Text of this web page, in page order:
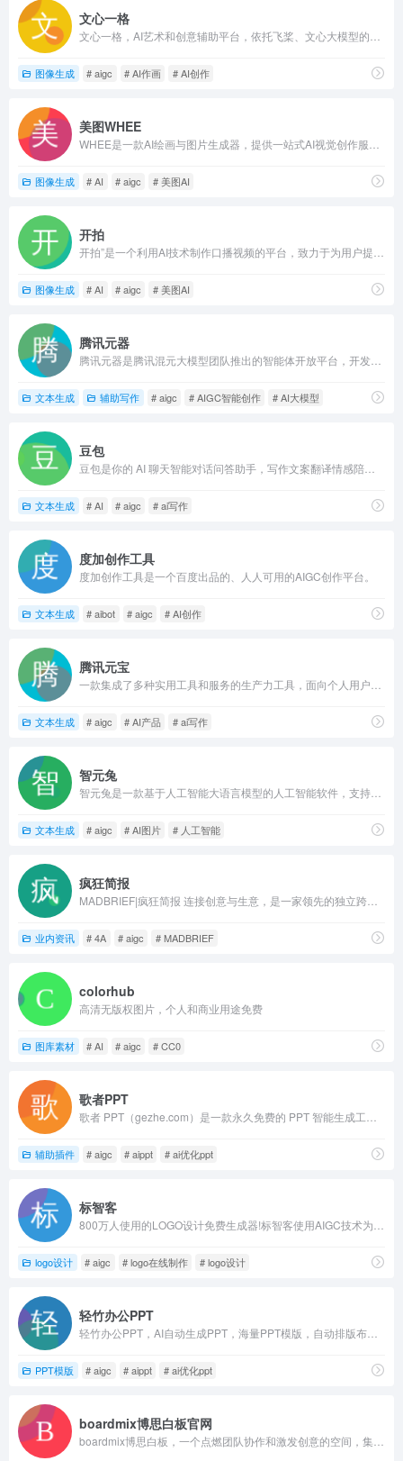
文心一格
图像生成 # aigc # AI作画 # AI创作
美图WHEE
图像生成 # AI # aigc # 美图AI
开拍
图像生成 # AI # aigc # 美图AI
腾讯元器
文本生成 辅助写作 # aigc # AIGC智能创作 # AI大模型
豆包
文本生成 # AI # aigc # ai写作
度加创作工具
度加创作工具是一个百度出品的、人人可用的AIGC创作平台。
文本生成 # aibot # aigc # AI创作
腾讯元宝
文本生成 # aigc # AI产品 # ai写作
智元兔
文本生成 # aigc # AI图片 # 人工智能
疯狂简报
业内资讯 # 4A # aigc # MADBRIEF
colorhub
高清无版权图片，个人和商业用途免费
图库素材 # AI # aigc # CC0
歌者PPT
辅助插件 # aigc # aippt # ai优化ppt
标智客
logo设计 # aigc # logo在线制作 # logo设计
轻竹办公PPT
PPT模版 # aigc # aippt # ai优化ppt
boardmix博思白板官网